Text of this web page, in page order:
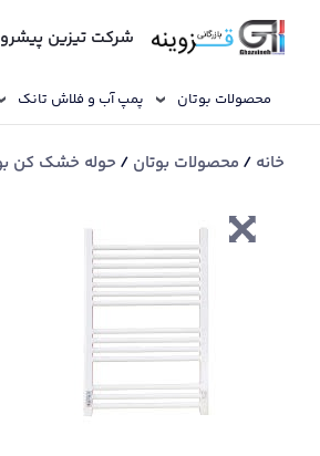
شرکت تیزین
محصولات بوتان پمپ آب و فلاش تانک
خانه / محصولات بوتان / حوله خشک کن